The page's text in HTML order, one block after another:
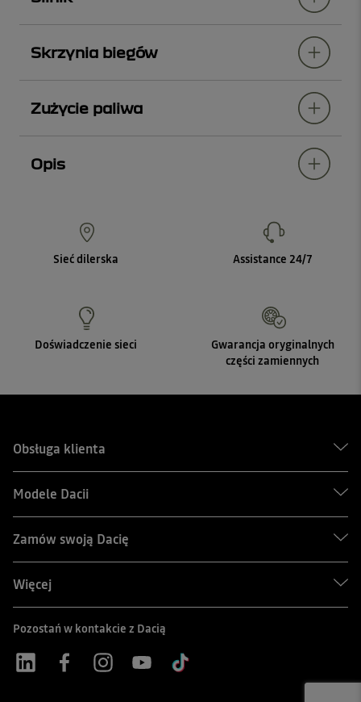
Skrzynia biegów
Zużycie paliwa
Opis
Sieć dilerska Assistance 24/7
Doświadczenie sieci
Gwarancja oryginalnych
części zamiennych
Obsługa klienta
Modele Dacii
Zamów swoją Dacię
Więcej
Pozostań w kontakcie z Dacią